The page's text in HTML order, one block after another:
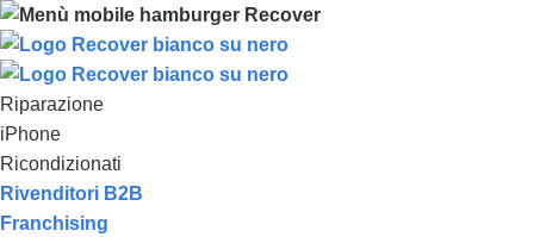
Riparazione
iPhone
Ricondizionati
Rivenditori B2B
Franchising